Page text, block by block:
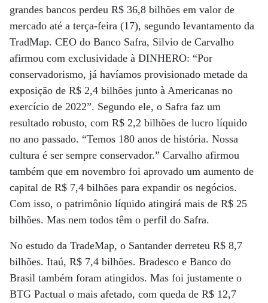
grandes bancos perdeu R$ 36,8 bilhões em valor de
mercado até a terça-feira (17), segundo levantamento da
TradMap. CEO do Banco Safra, Silvio de Carvalho
afirmou com exclusividade à DINHERO: “Por
conservadorismo, já havíamos provisionado metade da
exposição de R$ 2,4 bilhões junto à Americanas no
exercício de 2022”. Segundo ele, o Safra faz um
resultado robusto, com R$ 2,2 bilhões de lucro líquido
no ano passado. “Temos 180 anos de história. Nossa
cultura é ser sempre conservador.” Carvalho afirmou
também que em novembro foi aprovado um aumento de
capital de R$ 7,4 bilhões para expandir os negócios.
Com isso, o patrimônio líquido atingirá mais de R$ 25
bilhões. Mas nem todos têm o perfil do Safra.
No estudo da TradeMap, o Santander derreteu R$ 8,7
bilhões. Itaú, R$ 7,4 bilhões. Bradesco e Banco do
Brasil também foram atingidos. Mas foi justamente o
BTG Pactual o mais afetado, com queda de R$ 12,7